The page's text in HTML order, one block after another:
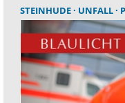
STEINHUDE UNFALL